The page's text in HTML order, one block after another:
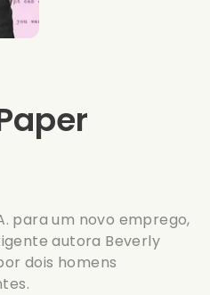
para um novo emprego,
autora Beverly
dois homens